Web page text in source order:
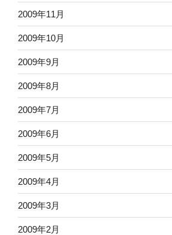
2009年11月
2009年10月
2009年9月
2009年8月
2009年7月
2009年6月
2009年5月
2009年4月
2009年3月
2009年2月